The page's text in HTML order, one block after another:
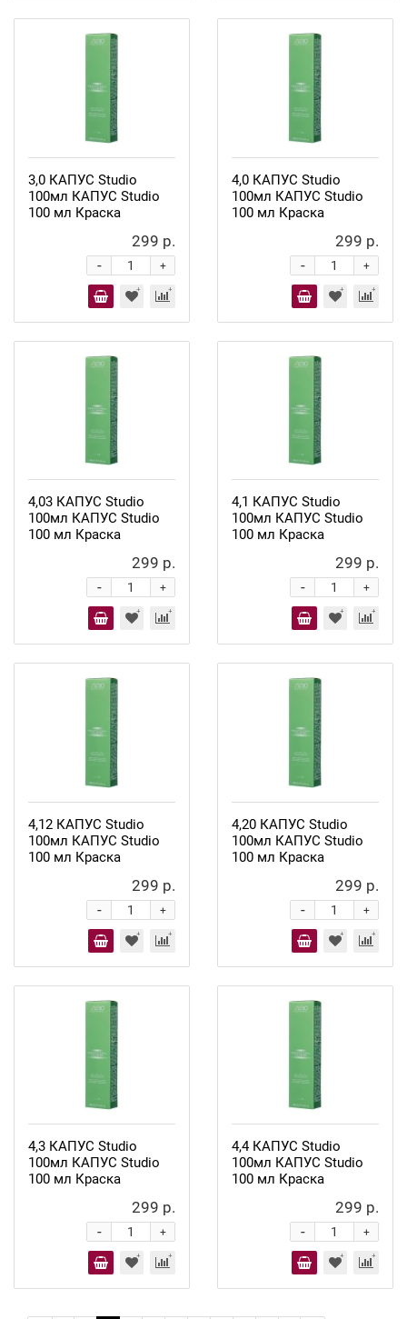
3,0 КАПУС Studio
100мл КАПУС Studio
100 мл Краска
299 р.
+
-
4,0 КАПУС Studio
100мл КАПУС Studio
100 мл Краска
299 р.
+
-
4,03 КАПУС Studio
100мл КАПУС Studio
100 мл Краска
299 р.
+
-
4,1 КАПУС Studio
100мл КАПУС Studio
100 мл Краска
299 р.
+
-
4,12 КАПУС Studio
100мл КАПУС Studio
100 мл Краска
299 р.
+
-
4,20 КАПУС Studio
100мл КАПУС Studio
100 мл Краска
299 р.
+
-
4,3 КАПУС Studio
100мл КАПУС Studio
100 мл Краска
299 р.
+
-
4,4 КАПУС Studio
100мл КАПУС Studio
100 мл Краска
299 р.
+
-